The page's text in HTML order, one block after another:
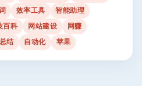
效率工具
智能助理
百科 网站建设
网赚
结 自动化 苹果